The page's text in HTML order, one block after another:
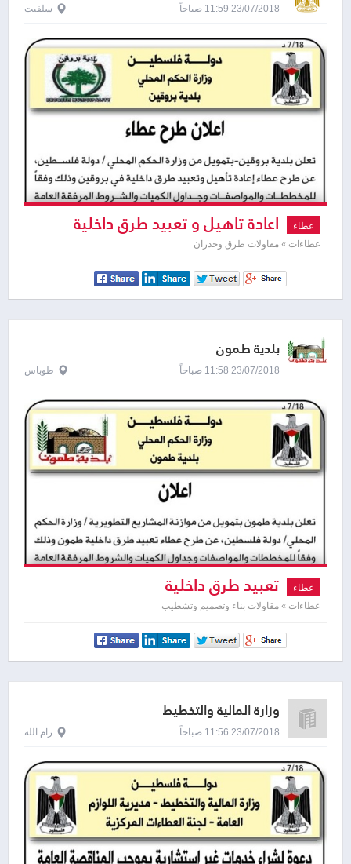
23/07/2018 11:59 صباحاً سلفيت
عطاء اعادة تاهيل و تعبيد طرق داخلية
عطاءات » مقاولات طرق وجدران
بلدية طمون
23/07/2018 11:58 صباحاً طوباس
عطاء تعبيد طرق داخلية
عطاءات » مقاولات بناء وتصميم وتشطيب
وزارة المالية والتخطيط
23/07/2018 11:56 صباحاً رام الله